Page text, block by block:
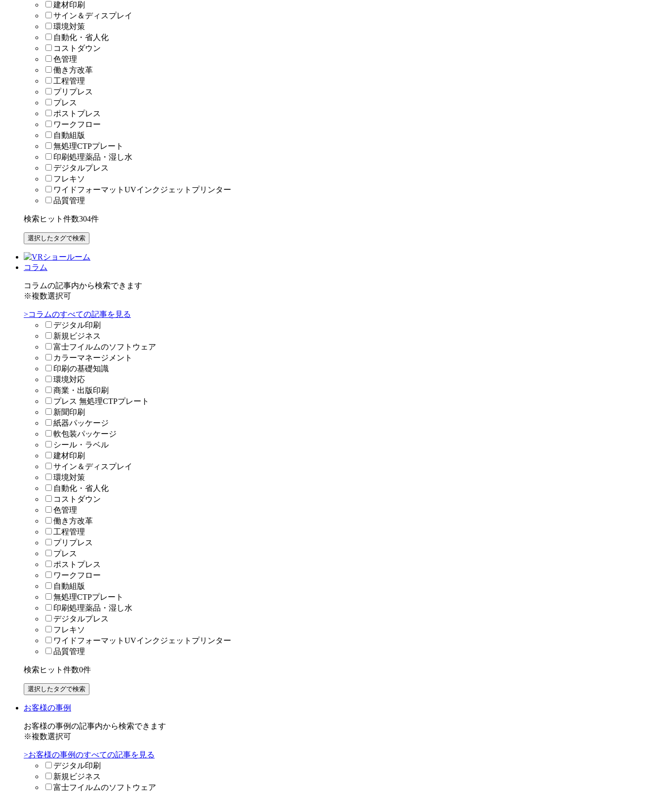
建材印刷
サイン＆ディスプレイ
環境対策
自動化・省人化
コストダウン
色管理
働き方改革
工程管理
プリプレス
プレス
ポストプレス
ワークフロー
自動組版
無処理CTPプレート
印刷処理薬品・湿し水
デジタルプレス
フレキソ
ワイドフォーマットUVインクジェットプリンター
品質管理
検索ヒット件数304件
コラム
コラムの記事内から検索できます
※複数選択可
>コラムのすべての記事を見る
デジタル印刷
新規ビジネス
富士フイルムのソフトウェア
カラーマネージメント
印刷の基礎知識
環境対応
商業・出版印刷
プレス 無処理CTPプレート
新聞印刷
紙器パッケージ
軟包装パッケージ
シール・ラベル
建材印刷
サイン＆ディスプレイ
環境対策
自動化・省人化
コストダウン
色管理
働き方改革
工程管理
プリプレス
プレス
ポストプレス
ワークフロー
自動組版
無処理CTPプレート
印刷処理薬品・湿し水
デジタルプレス
フレキソ
ワイドフォーマットUVインクジェットプリンター
品質管理
検索ヒット件数0件
お客様の事例
お客様の事例の記事内から検索できます
※複数選択可
>お客様の事例のすべての記事を見る
デジタル印刷
新規ビジネス
富士フイルムのソフトウェア